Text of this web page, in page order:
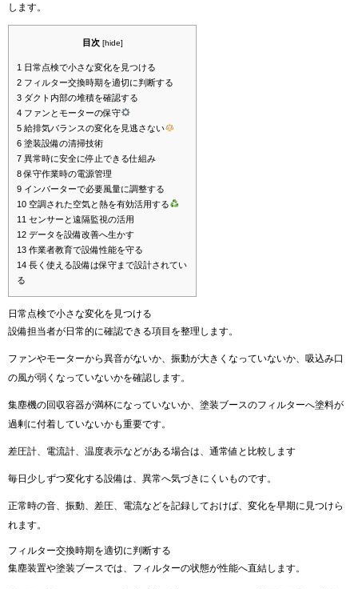
します。
目次 [hide]
1 日常点検で小さな変化を見つける
2 フィルター交換時期を適切に判断する
3 ダクト内部の堆積を確認する
4 ファンとモーターの保守
5 給排気バランスの変化を見逃さない
6 塗装設備の清掃技術
7 異常時に安全に停止できる仕組み
8保守作業時の電源管理
9 インバーターで必要風量に調整する
10 空調された空気と熱を有効活用する
11 センサーと遠隔監視の活用
12 データを設備改善へ生かす
13 作業者教育で設備性能を守る‍
14 長く使える設備は保守まで設計されてい
る
日常点検で小さな変化を見つける
設備担当者が日常的に確認できる項目を整理します。
ファンやモーターから異音がないか、振動が大きくなっていないか、吸込み口
の風が弱くなっていないかを確認します。
集塵機の回収容器が満杯になっていないか、塗装ブースのフィルターへ塗料が
過剰に付着していないかも重要です。
差圧計、電流計、温度表示などがある場合は、通常値と比較します
毎日少しずつ変化する設備は、異常へ気づきにくいものです。
正常時の音、振動、差圧、電流などを記録しておけば、変化を早期に見つけら
れます。
フィルター交換時期を適切に判断する
集塵装置や塗装ブースでは、フィルターの状態が性能へ直結します。